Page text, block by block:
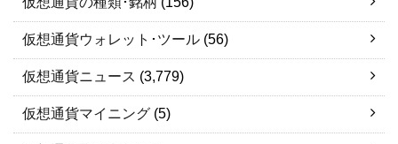
仮想通貨ウォレット･ツール (56)
仮想通貨ニュース (3,779)
仮想通貨マイニング (5)